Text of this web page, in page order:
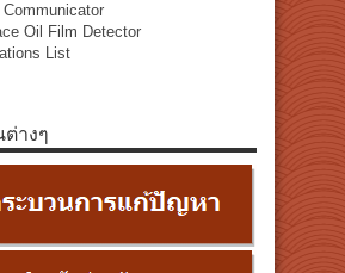
Communicator
Oil Film Detector
List
างๆ